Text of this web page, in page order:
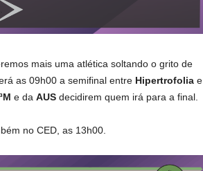
mais uma atlética soltando o grito de
as 09h00 a semifinal entre Hipertrofoliae
e da AUSdecidirem quem irá para a final.
no CED, as 13h00.